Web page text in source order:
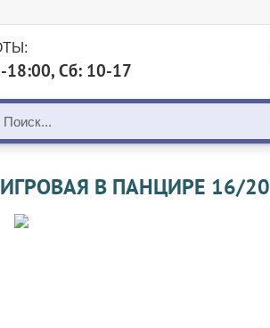
18:00, Сб: 10-17
В ПАНЦИРЕ 16/20